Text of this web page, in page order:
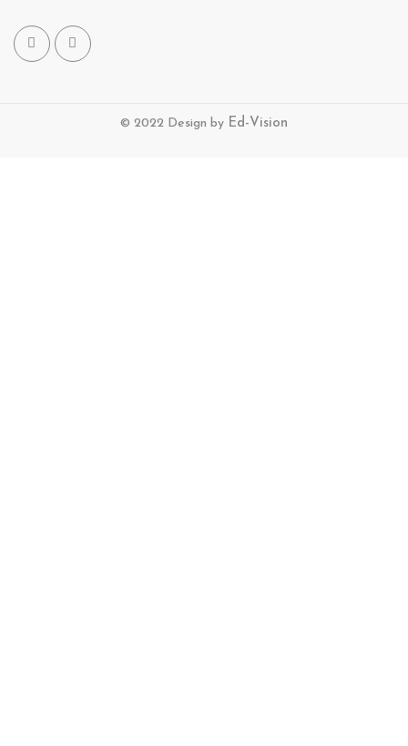
© 2022 Design by Ed-Vision